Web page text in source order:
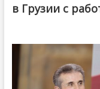
в Грузии с